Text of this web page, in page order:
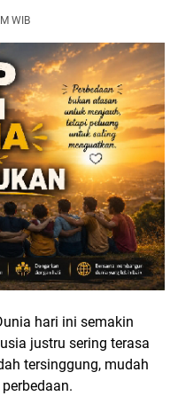
WIB
hari ini semakin
justru sering terasa
tersinggung, mudah